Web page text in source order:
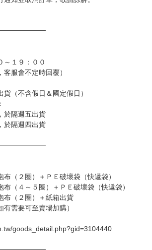
。
結單後恕無法取消，請慎重下單。
設計及式樣請以實際商品為準，可能有色差。
知並取消訂單，敬請諒解。
１９：００
服會不定時回覆）
（不含假日＆國定假日）
隔週五出貨
隔週四出貨